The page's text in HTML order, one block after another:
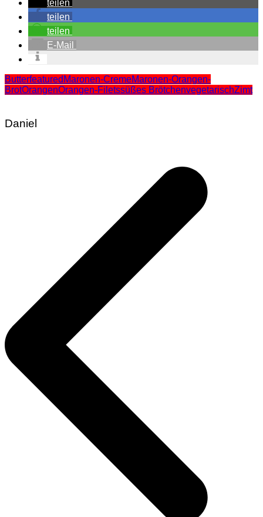
teilen
teilen
teilen
E-Mail
Butterfeatured Maronen-CremeMaronen-Orangen-
BrotOrangenOrangen-Filetssüßes BrötchenvegetarischZimt
Daniel